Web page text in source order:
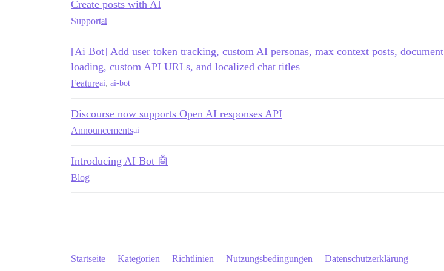
Create posts with AI
Supportai
[Ai Bot] Add user token tracking, custom AI personas, max context posts, document
loading, custom API URLs, and localized chat titles
Featureai, ai-bot
Discourse now supports Open AI responses API
Announcementsai
Introducing AI Bot 🤖
Blog
Startseite Kategorien Richtlinien Nutzungsbedingungen Datenschutzerklärung